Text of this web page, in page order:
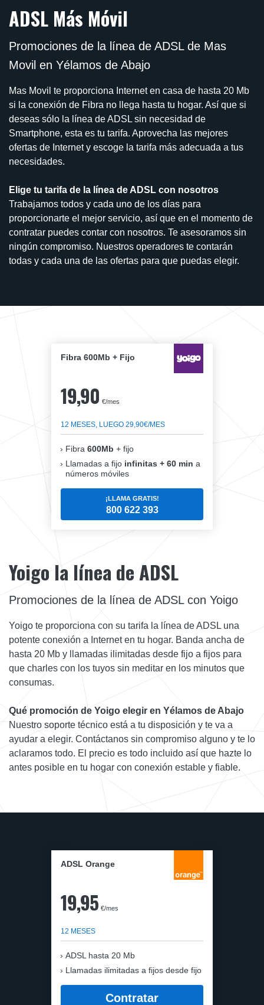
ADSL Más Móvil
Promociones de la línea de ADSL de Mas
Movil en Yélamos de Abajo
Mas Movil te proporciona Internet en casa de hasta 20 Mb
si la conexión de Fibra no llega hasta tu hogar. Así que si
deseas sólo la línea de ADSL sin necesidad de
Smartphone, esta es tu tarifa. Aprovecha las mejores
ofertas de Internet y escoge la tarifa más adecuada a tus
necesidades.
Elige tu tarifa de la línea de ADSL con nosotros
Trabajamos todos y cada uno de los días para
proporcionarte el mejor servicio, así que en el momento de
contratar puedes contar con nosotros. Te asesoramos sin
ningún compromiso. Nuestros operadores te contarán
todas y cada una de las ofertas para que puedas elegir.
Fibra 600Mb + Fijo
19,90 €/mes
12 MESES, LUEGO 29,90€/MES
Fibra 600Mb + fijo
Llamadas a fijo infinitas + 60 min a
números móviles
¡LLAMA GRATIS!
800 622 393
Yoigo la línea de ADSL
Promociones de la línea de ADSL con Yoigo
Yoigo te proporciona con su tarifa la línea de ADSL una
potente conexión a Internet en tu hogar. Banda ancha de
hasta 20 Mb y llamadas ilimitadas desde fijo a fijos para
que charles con los tuyos sin meditar en los minutos que
consumas.
Qué promoción de Yoigo elegir en Yélamos de Abajo
Nuestro soporte técnico está a tu disposición y te va a
ayudar a elegir. Contáctanos sin compromiso alguno y te lo
aclaramos todo. El precio es todo incluido así que hazte lo
antes posible en tu hogar con conexión estable y fiable.
ADSL Orange
19,95 €/mes
12 MESES
ADSL hasta 20 Mb
Llamadas ilimitadas a fijos desde fijo
Contratar